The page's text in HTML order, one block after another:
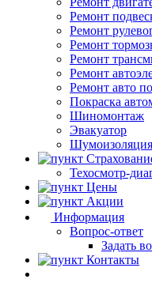
Ремонт
Ремонт
Ремонт
Ремонт
Ремонт
Ремонт авто
Покраска
Шиномонтаж
Эвакуатор
Шумоизоляция
Техосмотр-
Цены
Акции
Информация
Вопрос-ответ
Задать
Контакты